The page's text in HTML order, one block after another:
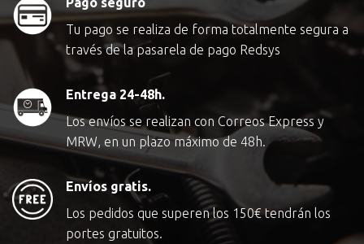
Tu pago se realiza de forma totalmente segura a
través de la pasarela de pago Redsys
Entrega 24-48h.
Los envíos se realizan con Correos Express y
MRW, en un plazo máximo de 48h.
Envíos gratis.
Los pedidos que superen los 150€tendrán los
portes gratuitos.